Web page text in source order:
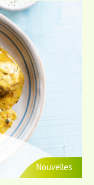
Nouvelles